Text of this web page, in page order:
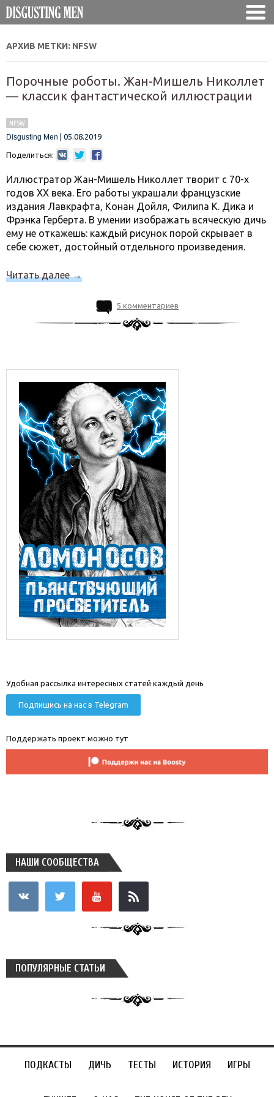
АРХИВ МЕТКИ: NFSW
Порочные роботы. Жан-Мишель Николлет
— классик фантастической иллюстрации
NFSW
Disgusting Men
05.08.2019
Поделиться:
Иллюстратор Жан-Мишель Николлет творит с 70-х
годов XX века. Его работы украшали французские
издания Лавкрафта, Конан Дойля, Филипа К. Дика и
Фрэнка Герберта. В умении изображать всяческую дичь
ему не откажешь: каждый рисунок порой скрывает в
себе сюжет, достойный отдельного произведения.
Читать далее→
5 комментариев
Удобная рассылка интересных статей каждый день
Подпишись на нас в Telegram
Поддержать проект можно тут
НАШИ СООБЩЕСТВА
ПОПУЛЯРНЫЕ СТАТЬИ
ПОДКАСТЫ ДИЧЬ ТЕСТЫ ИСТОРИЯ ИГРЫ